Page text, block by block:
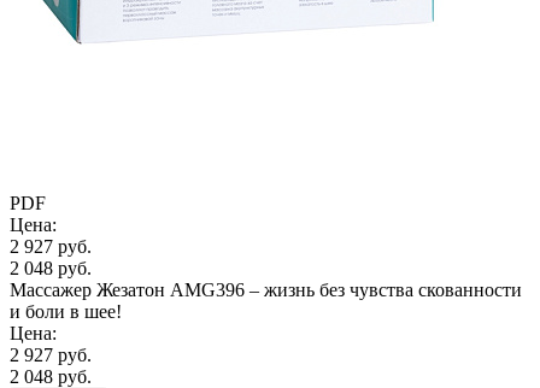
PDF
Цена:
2 927 руб.
2 048 руб.
Массажер Жезатон AMG396 – жизнь без чувства скованности
и боли в шее!
Цена:
2 927 руб.
2 048 руб.